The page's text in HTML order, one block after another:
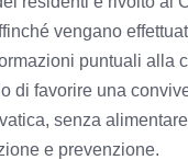
vengano
puntuali alla
di favorire una
senza
e prevenzione.